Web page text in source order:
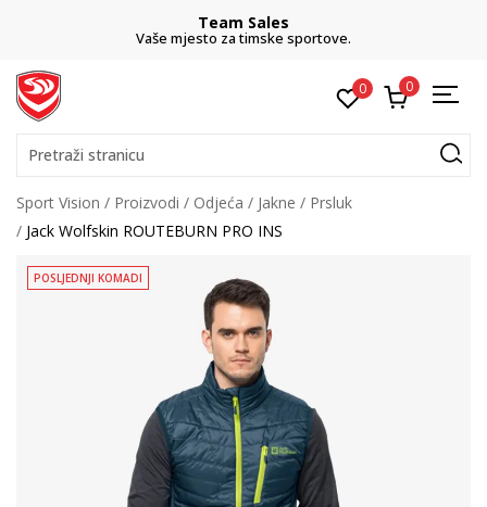
Team Sales
Vaše mjesto za timske sportove.
0 0
Pretraži stranicu
Sport Vision Proizvodi Odjeća Jakne
Prsluk
Jack Wolfskin ROUTEBURN PRO INS
POSLJEDNJI KOMADI